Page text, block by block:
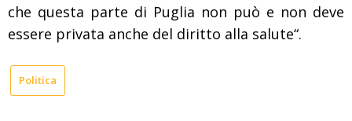
che questa parte di Puglia non può e non deve
essere privata anche del diritto alla salute“.
Politica